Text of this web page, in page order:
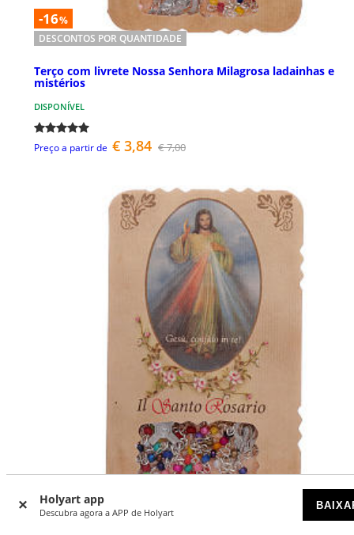
Holyart app
Descubra agora a APP de Holyart
-16%
DESCONTOS POR QUANTIDADE
Terço com livrete Nossa Senhora Milagrosa ladainhas e
mistérios
DISPONÍVEL
Preço a partir de € 3,84 € 7,00
-20
DESCONTOS POR QUANTIDADE